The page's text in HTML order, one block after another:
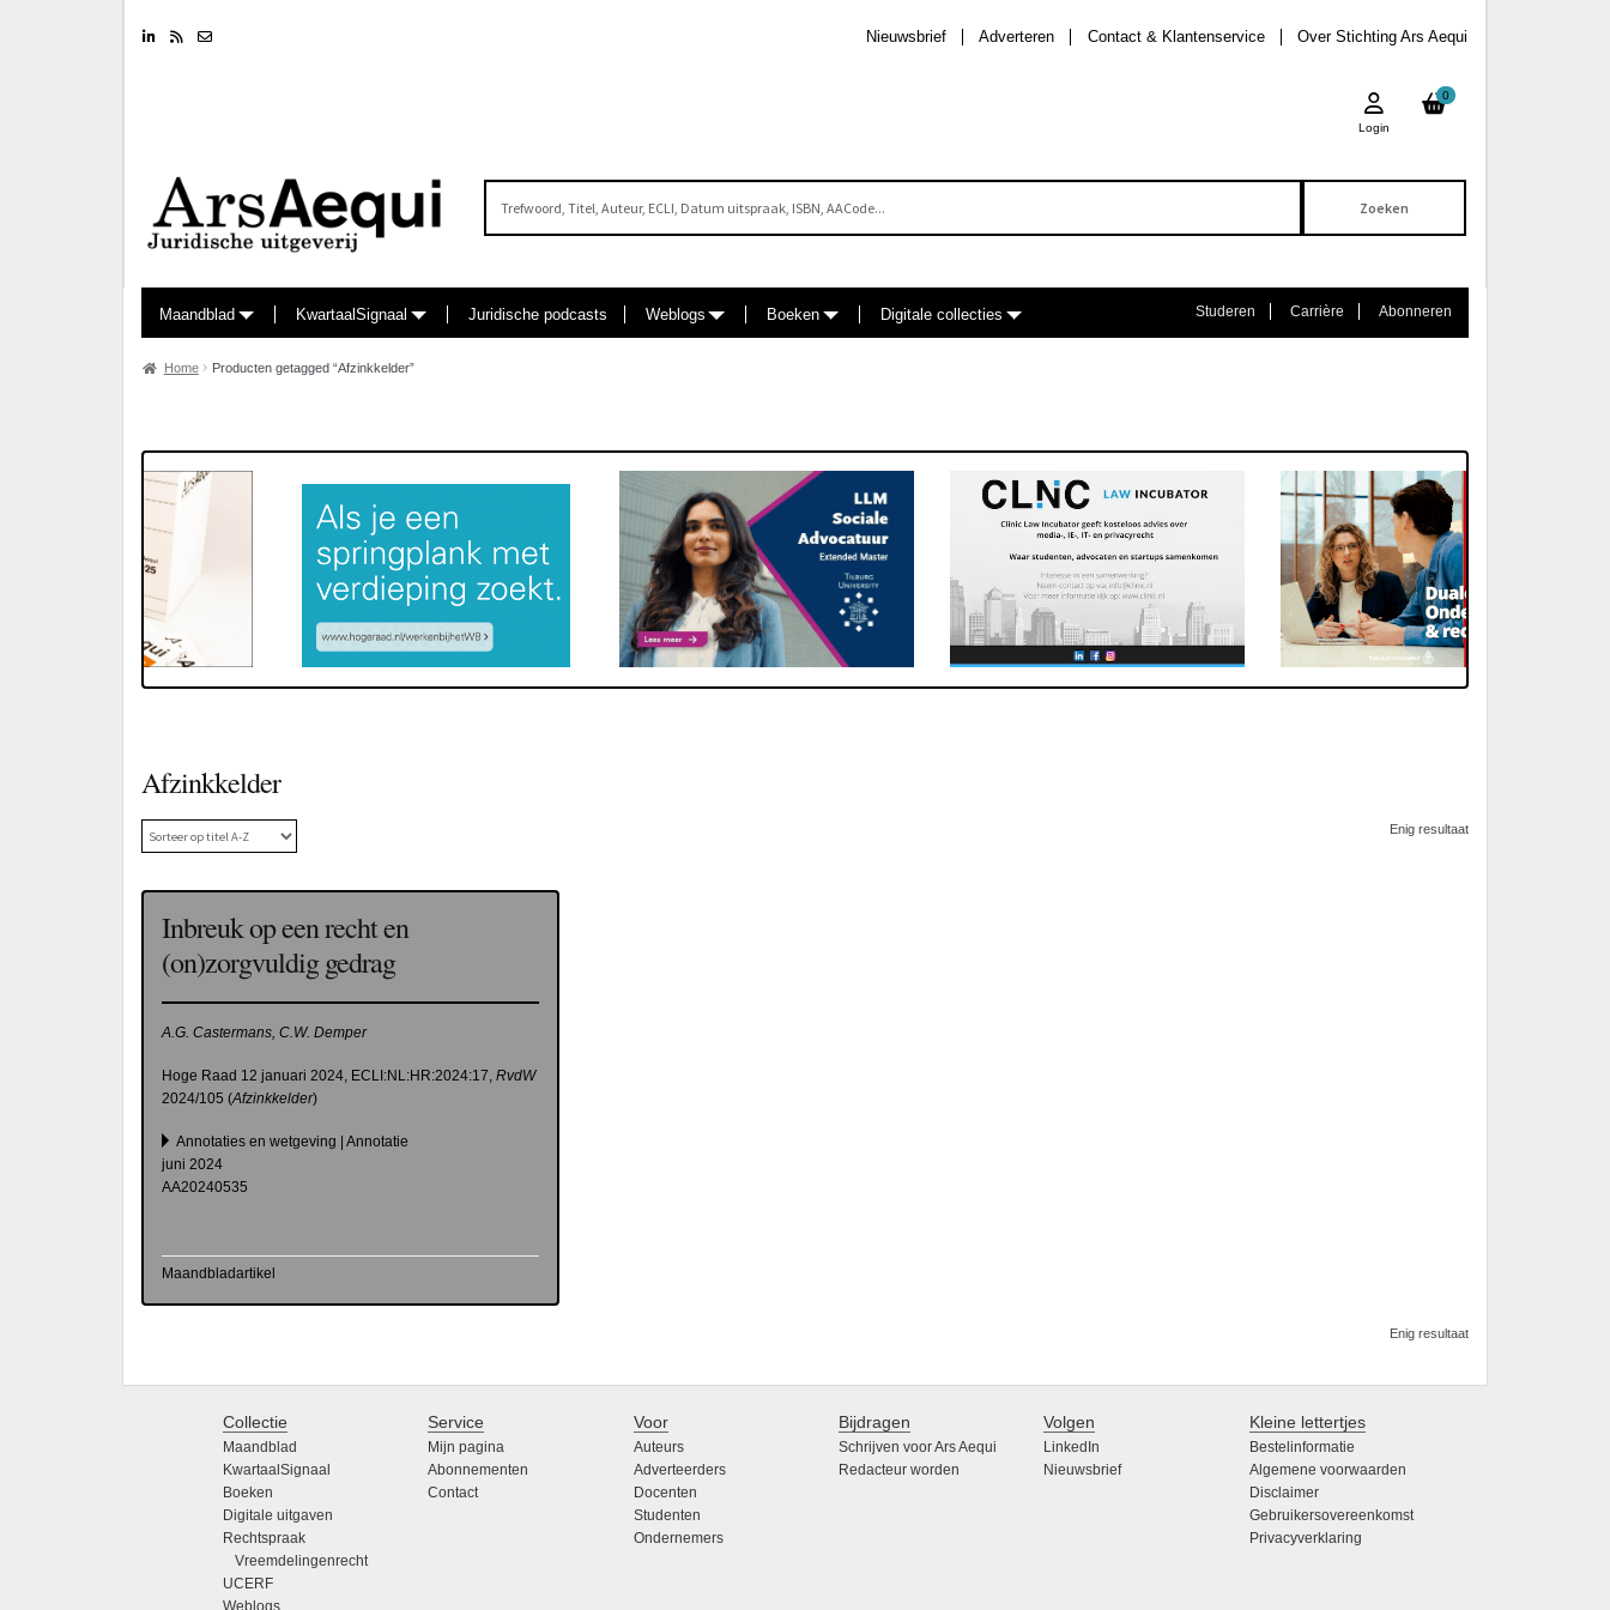
LinkedinRSS feed Over Stichting Ars Aequi
Contact & Klantenservice
Adverteren
Nieuwsbrief
0
Login
Maandblad KwartaalSignaal Juridische podcasts Weblogs Boeken Digitale collecties Studeren Carrière Abonneren
Home Producten getagged “Afzinkkelder”
Afzinkkelder
Enig resultaat
Inbreuk op een recht en
(on)zorgvuldig gedrag
A.G. Castermans, C.W. Demper
Hoge Raad 12 januari 2024, ECLI:NL:HR:2024:17, RvdW
2024/105 (Afzinkkelder)
Annotaties en wetgeving | Annotatie
juni 2024
AA20240535
Maandbladartikel
Enig resultaat
Collectie
Maandblad
KwartaalSignaal
Boeken
Digitale uitgaven
Rechtspraak
Vreemdelingenrecht
UCERF
Service
Mijn pagina
Abonnementen
Contact
Voor
Auteurs
Adverteerders
Docenten
Studenten
Ondernemers
Bijdragen
Schrijven voor Ars Aequi
Redacteur worden
Volgen
LinkedIn
Nieuwsbrief
Kleine lettertjes
Bestelinformatie
Algemene voorwaarden
Disclaimer
Gebruikersovereenkomst
Privacyverklaring